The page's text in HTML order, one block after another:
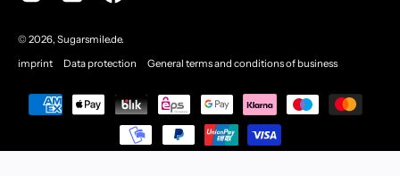
© 2026, Sugarsmile.de.
imprint
Data protection General terms and conditions of business